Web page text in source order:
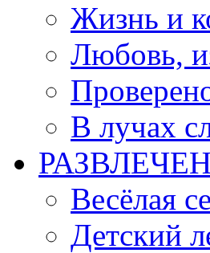
Жизнь и
Любовь,
В лучах
Весёлая
Детский